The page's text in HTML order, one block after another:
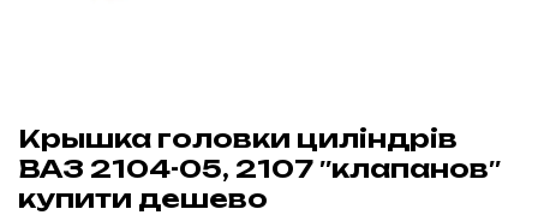
Крышка головки циліндрів
ВАЗ 2104-05, 2107 ″клапанов″
купити дешево